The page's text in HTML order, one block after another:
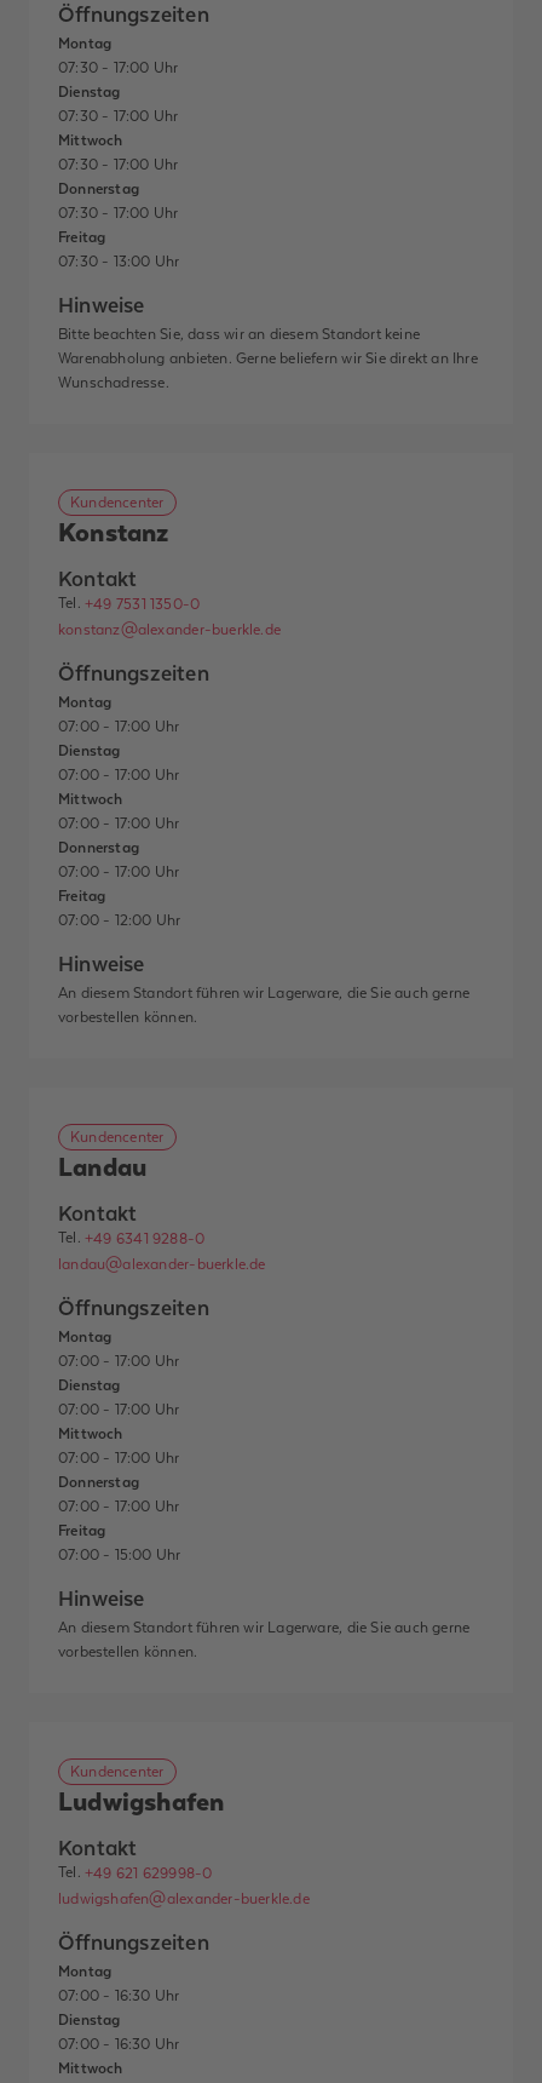
Öffnungszeiten
Montag
07:30 - 17:00 Uhr
Dienstag
07:30 - 17:00 Uhr
Mittwoch
07:30 - 17:00 Uhr
Donnerstag
07:30 - 17:00 Uhr
Freitag
07:30 - 13:00 Uhr
Hinweise
Bitte beachten Sie, dass wir an diesem Standort keine
Warenabholung anbieten. Gerne beliefern wir Sie direkt an Ihre
Wunschadresse.
Kundencenter
Konstanz
Kontakt
Tel.+49 7531 1350-0
konstanz@alexander-buerkle.de
Öffnungszeiten
Montag
07:00 - 17:00 Uhr
Dienstag
07:00 - 17:00 Uhr
Mittwoch
07:00 - 17:00 Uhr
Donnerstag
07:00 - 17:00 Uhr
Freitag
07:00 - 12:00 Uhr
Hinweise
An diesem Standort führen wir Lagerware, die Sie auch gerne
vorbestellen können.
Kundencenter
Landau
Kontakt
Tel.+49 6341 9288-0
landau@alexander-buerkle.de
Öffnungszeiten
Montag
07:00 - 17:00 Uhr
Dienstag
07:00 - 17:00 Uhr
Mittwoch
07:00 - 17:00 Uhr
Donnerstag
07:00 - 17:00 Uhr
Freitag
07:00 - 15:00 Uhr
Hinweise
An diesem Standort führen wir Lagerware, die Sie auch gerne
vorbestellen können.
Kundencenter
Ludwigshafen
Kontakt
Tel.+49 621 629998-0
ludwigshafen@alexander-buerkle.de
Öffnungszeiten
Montag
07:00 - 16:30 Uhr
Dienstag
07:00 - 16:30 Uhr
Mittwoch